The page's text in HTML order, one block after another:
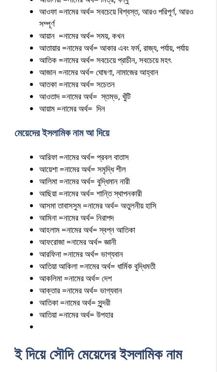
আওফা =নামের অর্থ= সবচেয়ে বিশ্বস্ত, আরও পরিপূর্ণ, আরও
সম্পূর্ণ
আয়ান =নামের অর্থ= সময়, কখন
আতায়ার =নামের অর্থ= আকার এবং ফর্ম, রাজ্য, পর্যায়, পর্যায়
আতিক =নামের অর্থ= সবচেয়ে প্রাচীন, সবচেয়ে মহৎ
আজান =নামের অর্থ= ঘোষণা, নামাজের আহ্বান
আতকা =নামের অর্থ= সচেতন
আওতাদ =নামের অর্থ= স্তম্ভ, খুঁটি
আয়াম =নামের অর্থ= দিন
মেয়েদের ইসলামিক নাম আ দিয়ে
আরিফা =নামের অর্থ= প্রবল বাতাস
আয়েশা =নামের অর্থ= সমৃদ্ধি শীল
আলিমা =নামের অর্থ= বুদ্ধিমান নারী
আছিয়া =নামের অর্থ= শান্তি স্থাপনকারী
আসমা তাবাসসুম =নামের অর্থ= অতুলনীয় হাসি
আমিনা =নামের অর্থ= নিরাপদ
আহলাম =নামের অর্থ= স্বপ্ন আতিকা
আফরোজা =নামের অর্থ= জ্ঞানী
আরফিনা =নামের অর্থ= ভাগ্যবান
আতিয়া আকিলা =নামের অর্থ= ধার্মিক বুদ্ধিমতী
আকলিমা =নামের অর্থ= দেশ
আক্তার =নামের অর্থ= ভাগ্যবান
আতিকা =নামের অর্থ= সুন্দরী
আতিয়া =নামের অর্থ= উপহার
ই দিয়ে সৌদি মেয়েদের ইসলামিক নাম